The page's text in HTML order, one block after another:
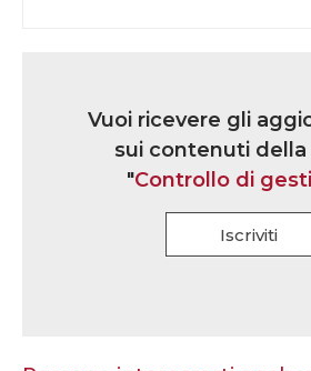
iscrizioneVuoi ricevere gli
sui contenuti della
"Controllo di
Iscriviti